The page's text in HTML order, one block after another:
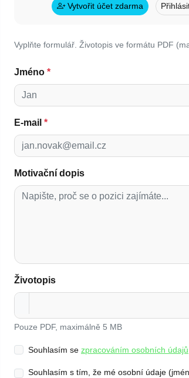
Vytvořit účet zdarma
Vyplňte formulář. Životopis ve formátu PDF
Jméno *
E-mail *
Motivační dopis
Životopis
Pouze PDF, maximálně 5 MB
Souhlasím se zpracováním osobních údajů
Souhlasím s tím, že mé osobní údaje